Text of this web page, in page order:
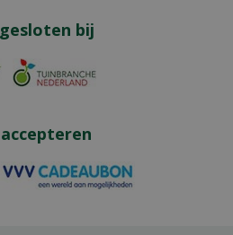
bij